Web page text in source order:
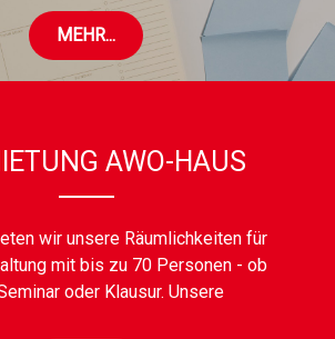
MEHR...
AWO-HAUS
wir unsere Räumlichkeiten für
mit bis zu 70 Personen - ob
oder Klausur. Unsere